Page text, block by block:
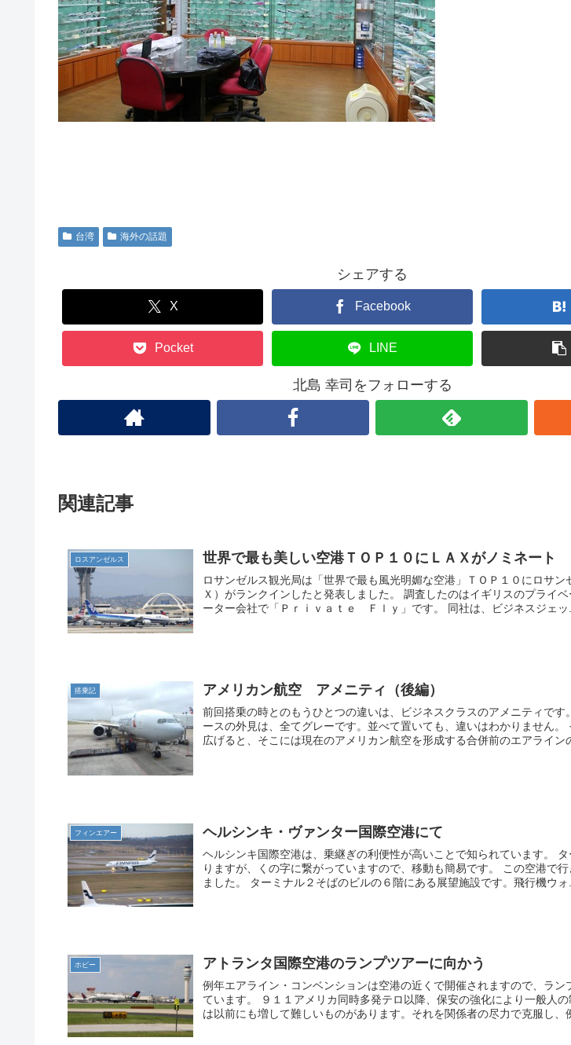
台湾 海外の話題
シェアする
X Facebook
Pocket LINE
北島 幸司をフォローする
関連記事
ロスアンゼルス 世界で最も美しい空港ＴＯＰ１０にＬＡＸがノミネート
ロサンゼルス観光局は「世界で最も風光明媚な空港」ＴＯＰ１０にロサン
Ｘ）がランクインしたと発表しました。 調査したのはイギリスのプライ
ーター会社で「Ｐｒｉｖａｔｅ Ｆｌｙ」です。 同社は、ビジネスジェッ
搭乗記 アメリカン航空 アメニティ（後編）
前回搭乗の時とのもうひとつの違いは、ビジネスクラスのアメニティです
ースの外見は、全てグレーです。並べて置いても、違いはわかりません。
広げると、そこには現在のアメリカン航空を形成する合併前のエアライン
フィンエアー ヘルシンキ・ヴァンター国際空港にて
ヘルシンキ国際空港は、乗継ぎの利便性が高いことで知られています。
りますが、くの字に繋がっていますので、移動も簡易です。 この空港で
ました。 ターミナル２そばのビルの６階にある展望施設です。飛行機ウォ
ホビー アトランタ国際空港のランプツアーに向かう
例年エアライン・コンベンションは空港の近くで開催されますので、ラン
ています。 ９１１アメリカ同時多発テロ以降、保安の強化により一般人
は以前にも増して難しいものがあります。それを関係者の尽力で克服し、